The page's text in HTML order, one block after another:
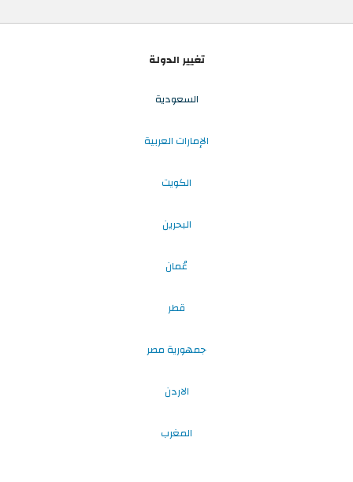
تغيير الدولة
السعودية
الإمارات العربية
الكويت
البحرين
عُمان
قطر
جمهورية مصر
الاردن
المغرب